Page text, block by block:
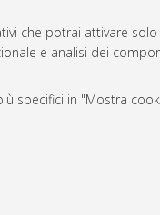
che potrai attivare
e analisi dei
specifici in "Mostra